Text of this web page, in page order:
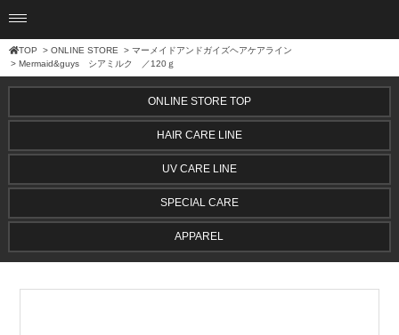
TOP >ONLINE STORE >マーメイドアンドガイズヘアケアライン
> Mermaid&guys シアミルク ／120ｇ
ONLINE STORE TOP
HAIR CARE LINE
UV CARE LINE
SPECIAL CARE
APPAREL